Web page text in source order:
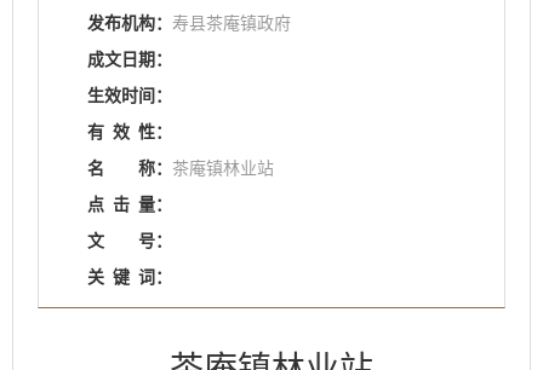
发布机构： 寿县茶庵镇政府
成文日期：
生效时间：
有 效 性：
名
称： 茶庵镇林业站
点 击 量：
文
号：
关 键 词：